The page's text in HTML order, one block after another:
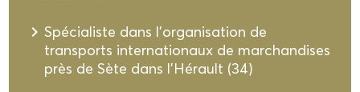
navigate_nextSpécialiste dans l'organisation de
transports internationaux de marchandises
près de Sète dans l'Hérault (34)